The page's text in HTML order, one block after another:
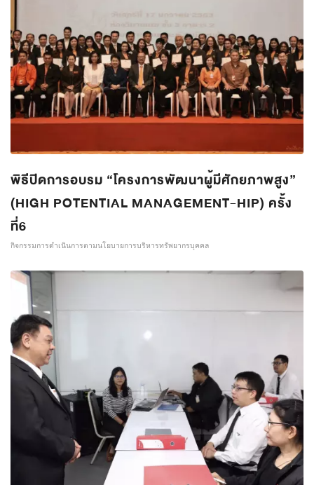
พิธีปิดการอบรม “โครงการพัฒนาผู้มีศักยภาพสูง”
(HIGH POTENTIAL MANAGEMENT-HIP) ครั้ง
ที่6
กิจกรรมการดำเนินการตามนโยบายการบริหารทรัพยากรบุคคล